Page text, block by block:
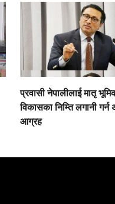
प्रवासी नेपालीलाई मातृ
विकासका निम्ति लगानी गर्न
आग्रह